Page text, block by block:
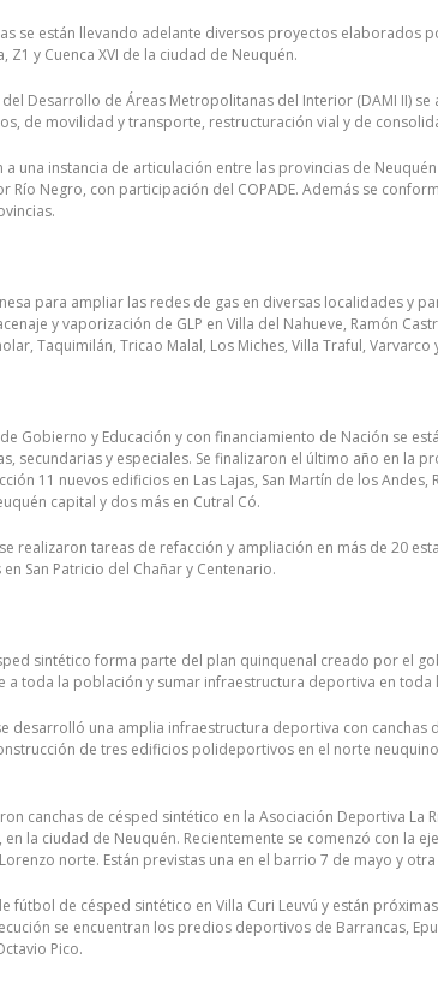
se están llevando adelante diversos proyectos elaborados
Z1 y Cuenca XVI de la ciudad de Neuquén.
Desarrollo de Áreas Metropolitanas del Interior (DAMI II)
de movilidad y transporte, restructuración vial y de
una instancia de articulación entre las provincias de
Río Negro, con participación del COPADE. Además se
para ampliar las redes de gas en diversas localidades y
y vaporización de GLP en Villa del Nahueve, Ramón
Taquimilán, Tricao Malal, Los Miches, Villa Traful, Varvarco
Gobierno y Educación y con financiamiento de Nación se
secundarias y especiales. Se finalizaron el último año en la
11 nuevos edificios en Las Lajas, San Martín de los Andes,
capital y dos más en Cutral Có.
realizaron tareas de refacción y ampliación en más de 20
San Patricio del Chañar y Centenario.
sintético forma parte del plan quinquenal creado por el
a toda la población y sumar infraestructura deportiva en toda
desarrolló una amplia infraestructura deportiva con canchas
de tres edificios polideportivos en el norte
canchas de césped sintético en la Asociación Deportiva La
en la ciudad de Neuquén. Recientemente se comenzó con la
norte. Están previstas una en el barrio 7 de mayo y
fútbol de césped sintético en Villa Curi Leuvú y están
se encuentran los predios deportivos de Barrancas,
Pico.